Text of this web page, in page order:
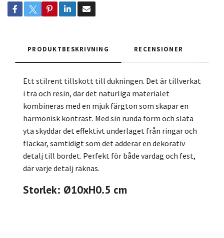
PRODUKTBESKRIVNING RECENSIONER
Ett stilrent tillskott till dukningen. Det är tillverkat
i trä och resin, där det naturliga materialet
kombineras med en mjuk färgton som skapar en
harmonisk kontrast. Med sin runda form och släta
yta skyddar det effektivt underlaget från ringar och
fläckar, samtidigt som det adderar en dekorativ
detalj till bordet. Perfekt för både vardag och fest,
där varje detalj räknas.
Storlek: Ø10xH0.5 cm